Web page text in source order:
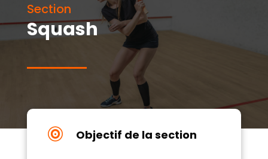
Section
Squash
 Objectif de la section